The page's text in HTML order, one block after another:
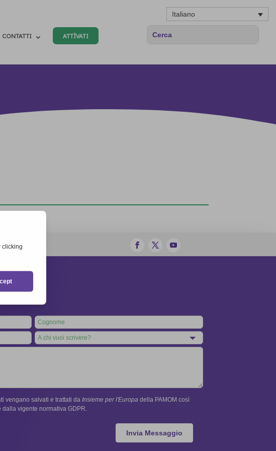
Italiano
CONTATTI ATTÌVATI
vengano salvati e trattati daInsieme per l'Europa della PAMOM così
dalla vigente normativa GDPR.
Invia Messaggio